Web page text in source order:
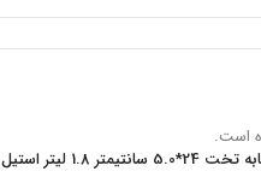
است.
اولین کسی باشید که دیدگاهی می نویسد “تابه تخت 24*5.0 سانتیمتر 1.8 لیتر استیل